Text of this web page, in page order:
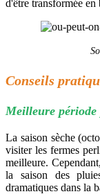
d'être transformée
Conseils
Meilleure
La saison sèche
visiter les fermes
meilleure.
la saison des
dramatiques dans la